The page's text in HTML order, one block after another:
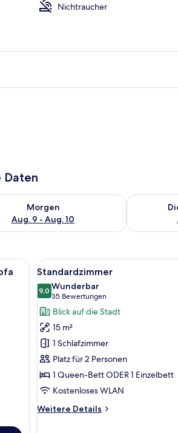
Nichtraucher
Daten
8 - Aug. 9.
Morgen
Aug. 9 - Aug. 10
die Verfügbarkeit für morgen, Aug. 9 -
Überprüfe
Zimmer, kostenloses WLAN
Alle
Fotos
für
Standardzimmer
anzeigen
Ein
3
Standardzimmer
9,09,0 von 10
Wunderbar
35 Bewertungen
(35
Bewertungen)
Blick auf die Stadt
15 m²
1 Schlafzimmer
Platz für 2 Personen
1 Queen-Bett ODER 1 Einzelbett
Kostenloses WLAN
Weitere Details
Weitere